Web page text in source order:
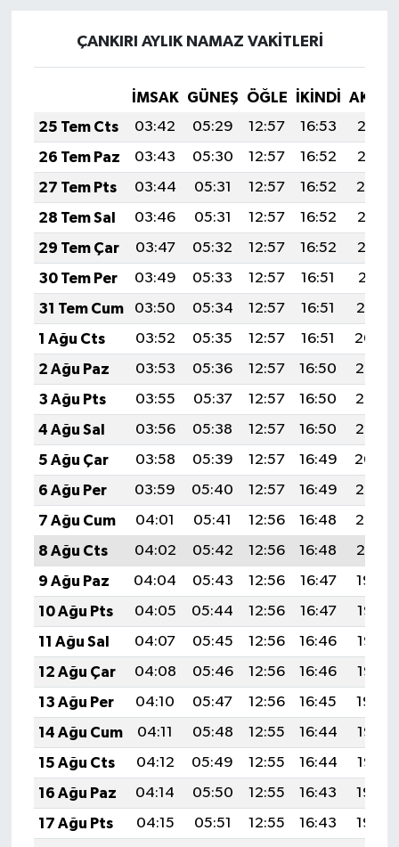
ÇANKIRI AYLIK NAMAZ VAKITLERI
İMSAK GÜNEŞ ÖĞLE İKINDI
25 Tem Cts
03:42 05:29 12:57 16:53
20:15
26 Tem Paz
03:43 05:30 12:57 16:52
20:15
27 Tem Pts
03:44 05:31 12:57 16:52
20:14
28 Tem Sal
03:46 05:31 12:57 16:52
20:13
29 Tem Çar
03:47 05:32 12:57 16:52
20:12
30 Tem Per
03:49 05:33 12:57 16:51
20:11
31 Tem Cum
03:50 05:34 12:57 16:51
20:10
1 Ağu Cts
03:52 05:35 12:57 16:51
20:09
2 Ağu Paz
03:53 05:36 12:57 16:50
20:08
3 Ağu Pts
03:55 05:37 12:57 16:50
20:07
4 Ağu Sal
03:56 05:38 12:57 16:50
20:05
5 Ağu Çar
03:58 05:39 12:57 16:49
20:04
6 Ağu Per
03:59 05:40 12:57 16:49
20:03
7 Ağu Cum
04:01 05:41 12:56 16:48
20:02
8 Ağu Cts
04:02 05:42 12:56 16:48
20:01
9 Ağu Paz
04:04 05:43 12:56 16:47
19:59
10 Ağu Pts
04:05 05:44 12:56 16:47
19:58
11 Ağu Sal
04:07 05:45 12:56 16:46
19:57
12 Ağu Çar
04:08 05:46 12:56 16:46
19:56
13 Ağu Per
04:10 05:47 12:56 16:45
19:54
14 Ağu Cum
04:11 05:48 12:55 16:44
19:53
15 Ağu Cts
04:12 05:49 12:55 16:44
19:52
16 Ağu Paz
04:14 05:50 12:55 16:43
19:50
17 Ağu Pts
04:15 05:51 12:55 16:43
19:49